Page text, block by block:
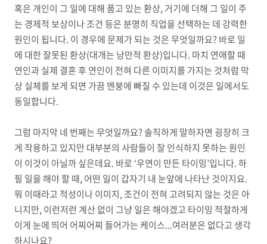
혹은 개인이 그 일에 대해 품고 있는 환상, 거기에 더해 그 일이 주
는 경제적 보상이나 조건 등은 분명히 직업을 선택하는 데 강력한
원인이 됩니다. 이 경우에 문제가 되는 것은 무엇일까요?바로 일
에 대한 잘못된 환상(대개는 낭만적 환상)입니다. 마치 연애할 때
연인과 실제 결혼 후 연인이 전혀 다른 이미지를 가지는 것처럼 막
상 실체를 보게 되면 가끔 멘붕에 빠질 수 있는데 이것은 일에서도
동일합니다.
그럼 마지막 네 번째는 무엇일까요?솔직하게 말하자면 굉장히 크
게 작용하고 있지만 대부분의 사람들이 잘 인식하지 못하는 원인
이 이것이 아닐까 싶은데요. 바로 ‘우연이 만든 타이밍’입니다.하
필 일을 해야 할 때, 어떤 일이 갑자기 내 눈앞에 나타난 것이지요.
뭐 이때라고 적성이나 이미지,조건이 전혀 고려되지 않는 것은 아
니지만, 이런저런 계산 없이 그냥 일은 해야겠고 타이밍 적절하게
이게 눈에 띄어 어찌어찌 들어가는 케이스...여러분은 없다고 생각
하시나요?